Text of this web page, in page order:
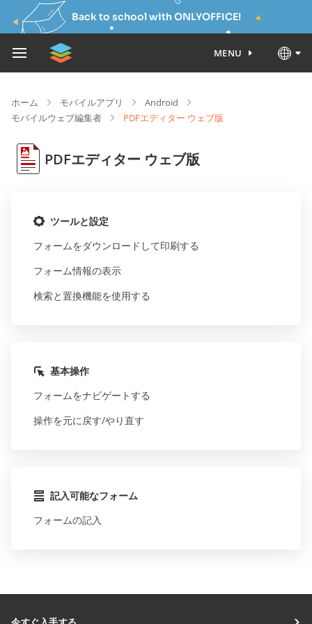
Back to school with ONLYOFFICE!
MENU
ホーム モバイルアプリ
Android
モバイルウェブ編集者
PDFエディター ウェブ版
PDFエディター ウェブ版
ツールと設定
フォームをダウンロードして印刷する
フォーム情報の表示
検索と置換機能を使用する
基本操作
フォームをナビゲートする
操作を元に戻す/やり直す
記入可能なフォーム
フォームの記入